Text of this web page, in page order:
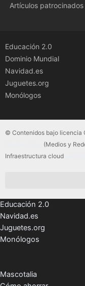
Artículos patrocinados
Educación 2.0
Dominio Mundial
Navidad.es
Juguetes.org
Monólogos
© Contenidos bajo licencia
(Medios y
Infraestructura cloud
Educación 2.0
Navidad.es
Juguetes.org
Monólogos
Mascotalia